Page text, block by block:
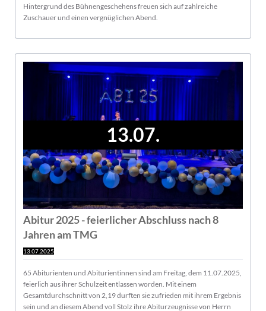
Hintergrund des Bühnengeschehens freuen sich auf zahlreiche
Zuschauer und einen vergnüglichen Abend.
13.07.
Abitur 2025 - feierlicher Abschluss nach 8
Jahren am TMG
13.07.2025
65 Abiturienten und Abiturientinnen sind am Freitag, dem 11.07.2025,
feierlich aus ihrer Schulzeit entlassen worden. Mit einem
Gesamtdurchschnitt von 2,19 durften sie zufrieden mit ihrem Ergebnis
sein und an diesem Abend voll Stolz ihre Abiturzeugnisse von Herrn